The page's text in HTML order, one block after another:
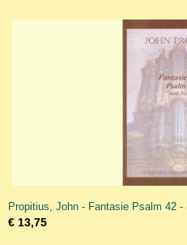
Propitius, John - Fantasie Psalm 42 -
€ 13,75